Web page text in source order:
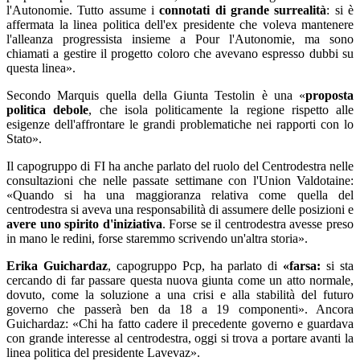
l'Autonomie. Tutto assume iconnotati di grande surrealità: si è
affermata la linea politica dell'ex presidente che voleva mantenere
l'alleanza progressista insieme a Pour l'Autonomie, ma sono
chiamati a gestire il progetto coloro che avevano espresso dubbi su
questa linea».
Secondo Marquis quella della Giunta Testolin è una «proposta
politica debole, che isola politicamente la regione rispetto alle
esigenze dell'affrontare le grandi problematiche nei rapporti con lo
Stato».
Il capogruppo di FI ha anche parlato del ruolo del Centrodestra nelle
consultazioni che nelle passate settimane con l'Union Valdotaine:
«Quando si ha una maggioranza relativa come quella del
centrodestra si aveva una responsabilità di assumere delle posizioni e
avere uno spirito d'iniziativa. Forse se il centrodestra avesse preso
in mano le redini, forse staremmo scrivendo un'altra storia».
Erika Guichardaz, capogruppo Pcp, ha parlato di «farsa: si sta
cercando di far passare questa nuova giunta come un atto normale,
dovuto, come la soluzione a una crisi e alla stabilità del futuro
governo che passerà ben da 18 a 19 componenti». Ancora
Guichardaz: «Chi ha fatto cadere il precedente governo e guardava
con grande interesse al centrodestra, oggi si trova a portare avanti la
linea politica del presidente Lavevaz».